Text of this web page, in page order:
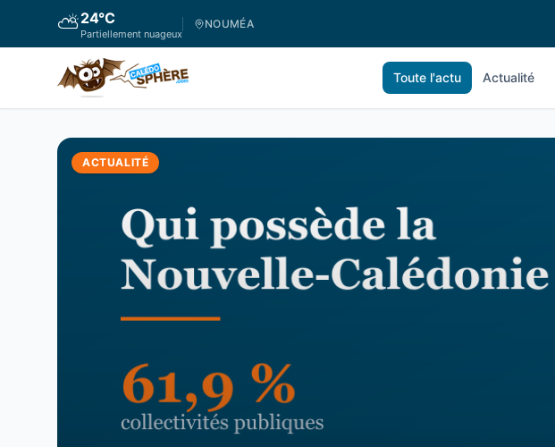
⛅24°C
Partiellement nuageux
NOUMÉA
Toute l'actu Actualité
ACTUALITÉ